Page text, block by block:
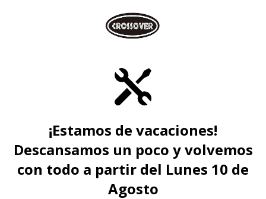
¡Estamos de vacaciones!
Descansamos un poco y volvemos
con todo a partir del Lunes 10 de
Agosto